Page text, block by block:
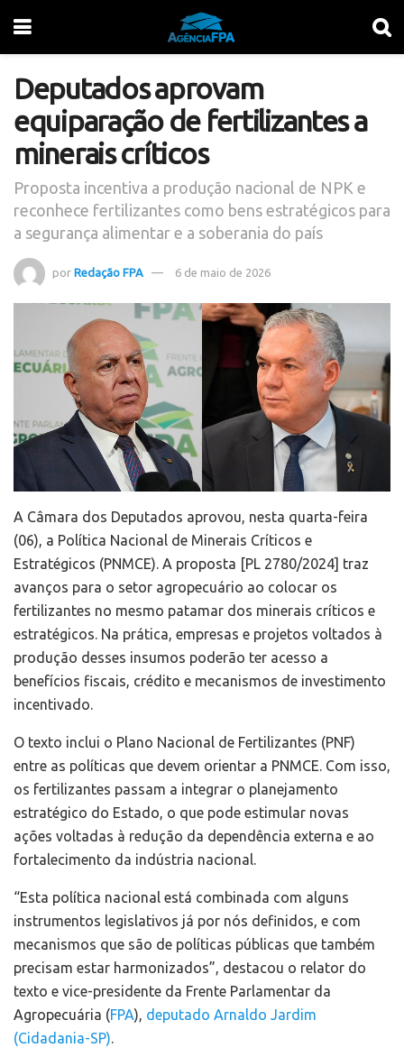
Deputados aprovam
equiparação de fertilizantes a
minerais críticos
Proposta incentiva a produção nacional de NPK e
reconhece fertilizantes como bens estratégicos para
a segurança alimentar e a soberania do país
por Redação FPA 6 de maio de 2026
A Câmara dos Deputados aprovou, nesta quarta-feira
(06), a Política Nacional de Minerais Críticos e
Estratégicos (PNMCE). A proposta [PL 2780/2024] traz
avanços para o setor agropecuário ao colocar os
fertilizantes no mesmo patamar dos minerais críticos e
estratégicos. Na prática, empresas e projetos voltados à
produção desses insumos poderão ter acesso a
benefícios fiscais, crédito e mecanismos de investimento
incentivado.
O texto inclui o Plano Nacional de Fertilizantes (PNF)
entre as políticas que devem orientar a PNMCE. Com isso,
os fertilizantes passam a integrar o planejamento
estratégico do Estado, o que pode estimular novas
ações voltadas à redução da dependência externa e ao
fortalecimento da indústria nacional.
“Esta política nacional está combinada com alguns
instrumentos legislativos já por nós definidos, e com
mecanismos que são de políticas públicas que também
precisam estar harmonizados”, destacou o relator do
texto e vice-presidente da Frente Parlamentar da
Agropecuária (FPA), deputado Arnaldo Jardim
(Cidadania-SP).